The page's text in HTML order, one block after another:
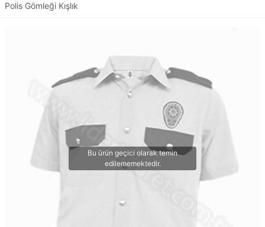
Polis Gömleği Kışlık